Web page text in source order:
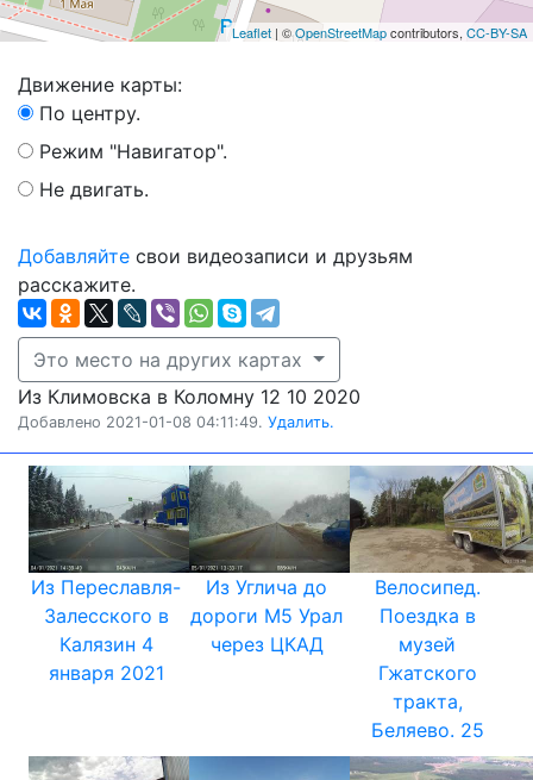
Leaflet | ©OpenStreetMapcontributors, CC-BY-SA
Движение карты:
По центру.
Режим "Навигатор".
Не двигать.
Добавляйте свои видеозаписи и друзьям
расскажите.
Это место на других картах
Из Климовска в Коломну 12 10 2020
Добавлено 2021-01-08 04:11:49. Удалить.
Из Переславля-
Залесского в
Калязин 4
января 2021
Из Углича до
дороги М5 Урал
через ЦКАД
Велосипед.
Поездка в
музей
Гжатского
тракта,
Беляево. 25